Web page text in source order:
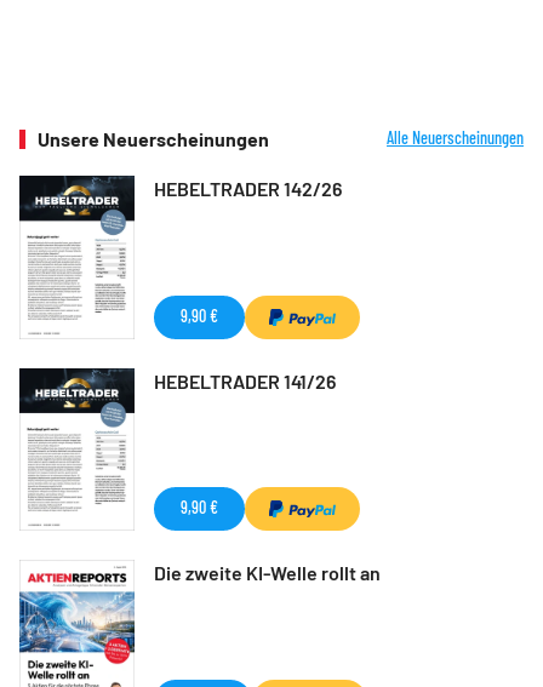
Unsere Neuerscheinungen Alle Neuerscheinungen
HEBELTRADER 142/26
9,90 €
HEBELTRADER 141/26
9,90 €
Die zweite KI-Welle rollt an